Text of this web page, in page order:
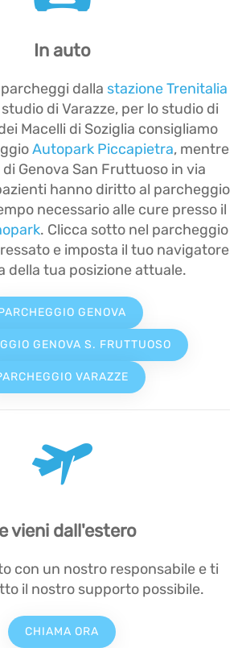
In auto
dalla stazione Trenitalia
di Varazze, per lo studio di
Macelli di Soziglia consigliamo
Autopark Piccapietra, mentre
Genova San Fruttuoso in via
hanno diritto al parcheggio
necessario alle cure presso il
. Clicca sotto nel parcheggio
e imposta il tuo navigatore
della tua posizione attuale.
GENOVA
GENOVA S. FRUTTUOSO
VARAZZE
vieni dall'estero
con un nostro responsabile e ti
il nostro supporto possibile.
CHIAMA ORA